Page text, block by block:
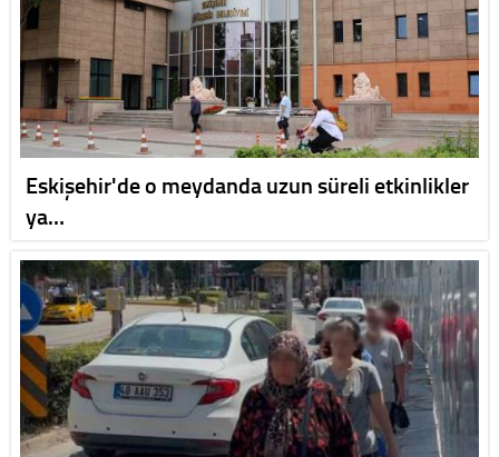
Eskişehir'de o meydanda uzun süreli etkinlikler
ya…